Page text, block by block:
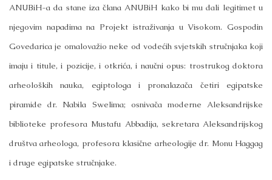
ANUBiH-a da stane iza člana ANUBiH kako bi mu dali legitimet u
njegovim napadima na Projekt istraživanja u Visokom. Gospodin
Govedarica je omalovažio neke od vodećih svjetskih stručnjaka koji
imaju i titule, i pozicije, i otkrića, i naučni opus: trostrukog doktora
arheoloških nauka, egiptologa i pronalazača četiri egipatske
piramide dr. Nabila Swelima; osnivača moderne Aleksandrijske
biblioteke profesora Mustafu Abbadija, sekretara Aleksandrijskog
društva arheologa, profesora klasične arheologije dr. Monu Haggag
i druge egipatske stručnjake.